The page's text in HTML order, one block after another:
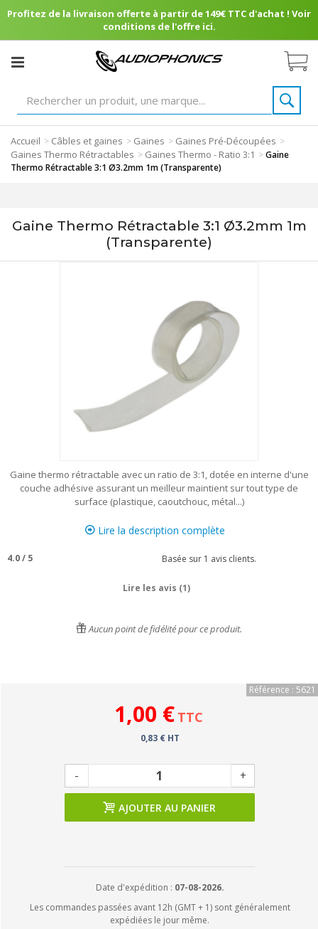
Profitez de la livraison offerte à partir de 149€ TTC d'achat ! Voir
conditions de l'offre ici.
Accueil > Câbles et gaines > Gaines > Gaines Pré-Découpées >
Gaines Thermo Rétractables > Gaines Thermo - Ratio 3:1 >Gaine
Thermo Rétractable 3:1 Ø3.2mm 1m (Transparente)
Gaine Thermo Rétractable 3:1 Ø3.2mm 1m
(Transparente)
Gaine thermo rétractable avec un ratio de 3:1, dotée en interne d'une
couche adhésive assurant un meilleur maintient sur tout type de
surface (plastique, caoutchouc, métal...)
Lire la description complète
4.0/ 5 Basée sur 1 avis clients.
Lire les avis (1)
Aucun point de fidélité pour ce produit.
Référence : 5621
1,00 € TTC
0,83 € HT
- +
AJOUTER AU PANIER
Date d'expédition : 07-08-2026.
Les commandes passées avant 12h (GMT + 1) sont généralement
expédiées le jour même.